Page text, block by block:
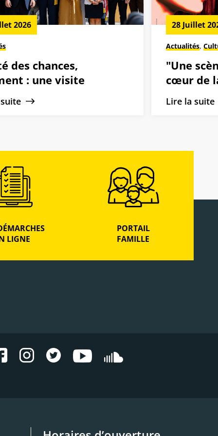
2026
des chances,
: une visite
au cœur des
drouaises
suite
28 Juillet
Actualités,
"Une
cœur de
de Dreux
2026-
Lire la
LIGNE
PORTAIL
FAMILLE